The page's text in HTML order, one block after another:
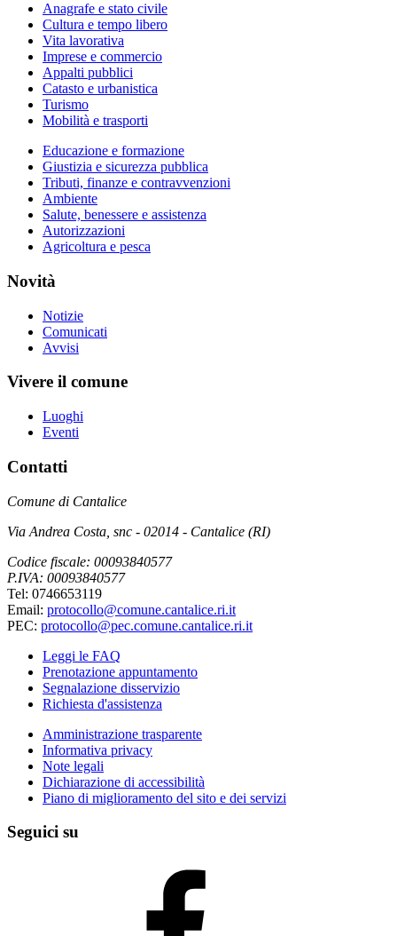
Anagrafe e stato civile
Cultura e tempo libero
Vita lavorativa
Imprese e commercio
Appalti pubblici
Catasto e urbanistica
Turismo
Mobilità e trasporti
Educazione e formazione
Giustizia e sicurezza pubblica
Tributi, finanze e contravvenzioni
Ambiente
Salute, benessere e assistenza
Autorizzazioni
Agricoltura e pesca
Novità
Notizie
Comunicati
Avvisi
Vivere il comune
Luoghi
Eventi
Contatti
Comune di Cantalice
Via Andrea Costa, snc - 02014 - Cantalice (RI)
Codice fiscale: 00093840577
P.IVA: 00093840577
Tel: 0746653119
Email: protocollo@comune.cantalice.ri.it
PEC: protocollo@pec.comune.cantalice.ri.it
Leggi le FAQ
Prenotazione appuntamento
Segnalazione disservizio
Richiesta d'assistenza
Amministrazione trasparente
Informativa privacy
Note legali
Dichiarazione di accessibilità
Piano di miglioramento del sito e dei servizi
Seguici su